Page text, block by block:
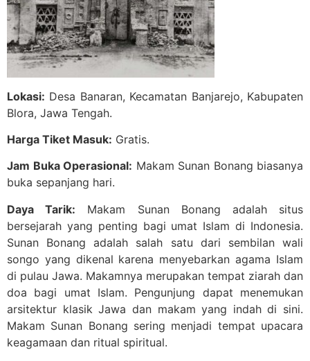
Lokasi: Desa Banaran, Kecamatan Banjarejo, Kabupaten
Blora, Jawa Tengah.
Harga Tiket Masuk: Gratis.
Jam Buka Operasional: Makam Sunan Bonang biasanya
buka sepanjang hari.
Daya Tarik: Makam Sunan Bonang adalah situs
bersejarah yang penting bagi umat Islam di Indonesia.
Sunan Bonang adalah salah satu dari sembilan wali
songo yang dikenal karena menyebarkan agama Islam
di pulau Jawa. Makamnya merupakan tempat ziarah dan
doa bagi umat Islam. Pengunjung dapat menemukan
arsitektur klasik Jawa dan makam yang indah di sini.
Makam Sunan Bonang sering menjadi tempat upacara
keagamaan dan ritual spiritual.